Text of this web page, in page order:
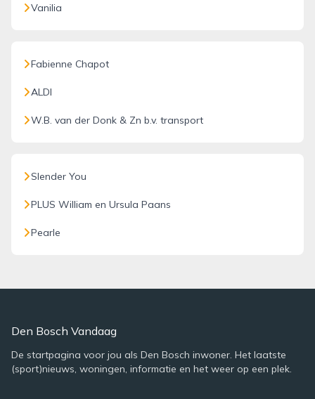
Vanilia
Fabienne Chapot
ALDI
W.B. van der Donk & Zn b.v. transport
Slender You
PLUS William en Ursula Paans
Pearle
Den Bosch Vandaag
De startpagina voor jou als Den Bosch inwoner. Het laatste
(sport)nieuws, woningen, informatie en het weer op een plek.